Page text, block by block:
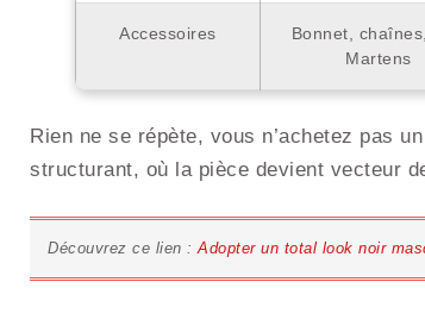
Accessoires
Bonnet,
Martens
Rien ne se répète, vous n’achetez pas
structurant, où la pièce devient vecteur
Découvrez ce lien : Adopter un total look noir